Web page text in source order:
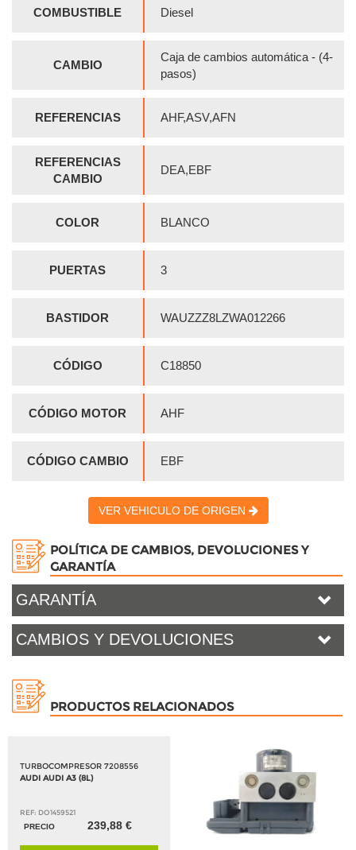
COMBUSTIBLE Diesel
CAMBIO
Caja de cambios automática - (4-
pasos)
REFERENCIAS AHF,ASV,AFN
REFERENCIAS
CAMBIO
DEA,EBF
COLOR BLANCO
PUERTAS 3
BASTIDOR WAUZZZ8LZWA012266
CÓDIGO C18850
CÓDIGO MOTOR AHF
CÓDIGO CAMBIO EBF
VER VEHICULO DE ORIGEN
POLÍTICA DE CAMBIOS, DEVOLUCIONES Y
GARANTÍA
GARANTÍA
CAMBIOS Y DEVOLUCIONES
PRODUCTOS RELACIONADOS
TURBOCOMPRESOR 7208556
AUDI AUDI A3 (8L)
REF: DO1459521
PRECIO
239,88 €